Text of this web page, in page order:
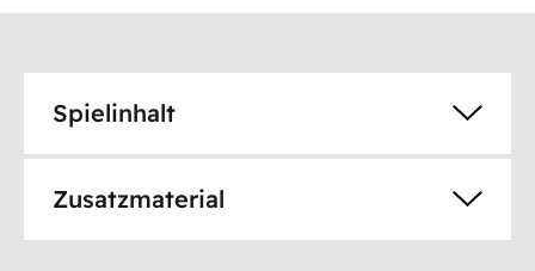
Spielinhalt
Zusatzmaterial